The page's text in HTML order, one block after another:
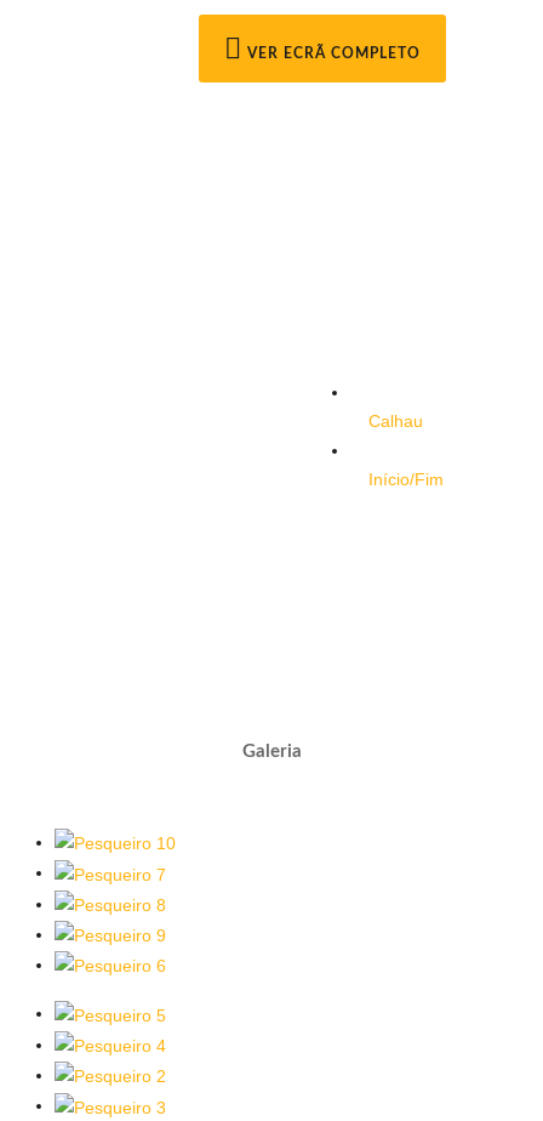
VER ECRÃ COMPLETO
Calhau
Início/Fim
Galeria